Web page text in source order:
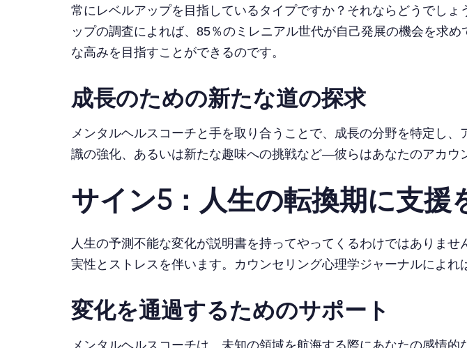
常にレベルアップを目指しているタイプですか？それならどうでし
ップの調査によれば、85％のミレニアル世代が自己発展の機会を求
な高みを目指すことができるのです。
成長のための新たな道の探求
メンタルヘルスコーチと手を取り合うことで、成長の分野を特定し
識の強化、あるいは新たな趣味への挑戦など—彼らはあなたのアカウ
サイン5：人生の転換期に支援
人生の予測不能な変化が説明書を持ってやってくるわけではありま
実性とストレスを伴います。カウンセリング心理学ジャーナルによ
変化を通過するためのサポート